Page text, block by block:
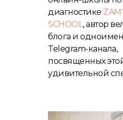
диагностике
SCHOOL, автор
блога и
Telegram-канала,
посвященных
удивительной